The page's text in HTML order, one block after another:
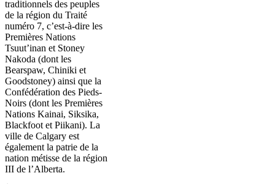
traditionnels des peuples
de la région du Traité
numéro 7, c’est-à-dire les
Premières Nations
Tsuut’inan et Stoney
Nakoda (dont les
Bearspaw, Chiniki et
Goodstoney) ainsi que la
Confédération des Pieds-
Noirs (dont les Premières
Nations Kainai, Siksika,
Blackfoot et Piikani). La
ville de Calgary est
également la patrie de la
nation métisse de la région
III de l’Alberta.